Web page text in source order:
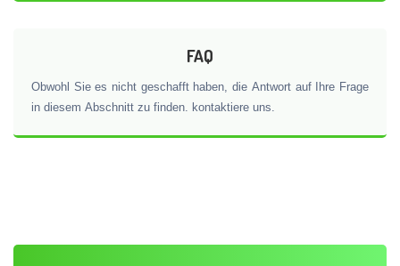
FAQ
Obwohl Sie es nicht geschafft haben, die Antwort auf Ihre Frage
in diesem Abschnitt zu finden. kontaktiere uns.